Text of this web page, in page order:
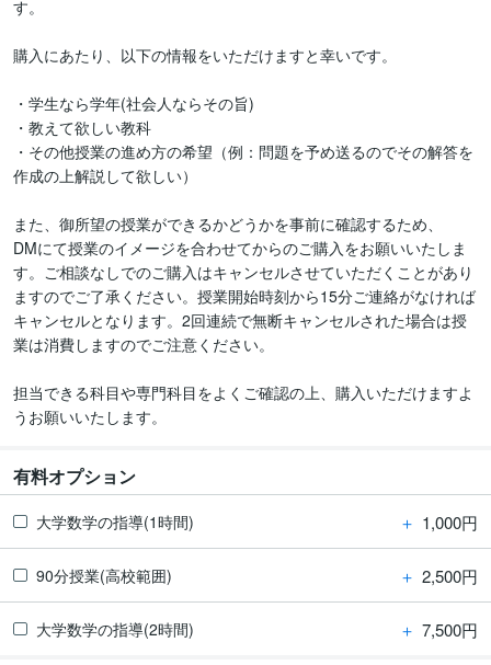
す。
購入にあたり、以下の情報をいただけますと幸いです。
・学生なら学年(社会人ならその旨)
・教えて欲しい教科
・その他授業の進め方の希望（例：問題を予め送るのでその解答を
作成の上解説して欲しい）
また、御所望の授業ができるかどうかを事前に確認するため、
DMにて授業のイメージを合わせてからのご購入をお願いいたしま
す。ご相談なしでのご購入はキャンセルさせていただくことがあり
ますのでご了承ください。授業開始時刻から15分ご連絡がなければ
キャンセルとなります。2回連続で無断キャンセルされた場合は授
業は消費しますのでご注意ください。
担当できる科目や専門科目をよくご確認の上、購入いただけますよ
うお願いいたします。
有料オプション
大学数学の指導(1時間) ＋ 1,000円
90分授業(高校範囲) ＋ 2,500円
大学数学の指導(2時間) ＋ 7,500円